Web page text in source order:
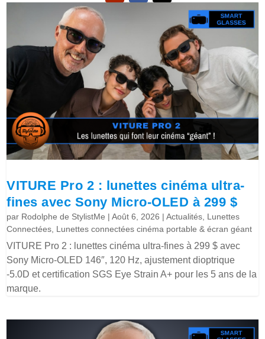
VITURE Pro 2 : lunettes cinéma ultra-
fines avec Sony Micro-OLED à 299 $
par Rodolphe de StylistMe |Août 6, 2026 |Actualités Lunettes
Connectées Lunettes connectées cinéma portable & écran géant
VITURE Pro 2 : lunettes cinéma ultra-fines à 299 $ avec
Sony Micro-OLED 146″, 120 Hz, ajustement dioptrique
-5.0D et certification SGS Eye Strain A+ pour les 5 ans de la
marque.